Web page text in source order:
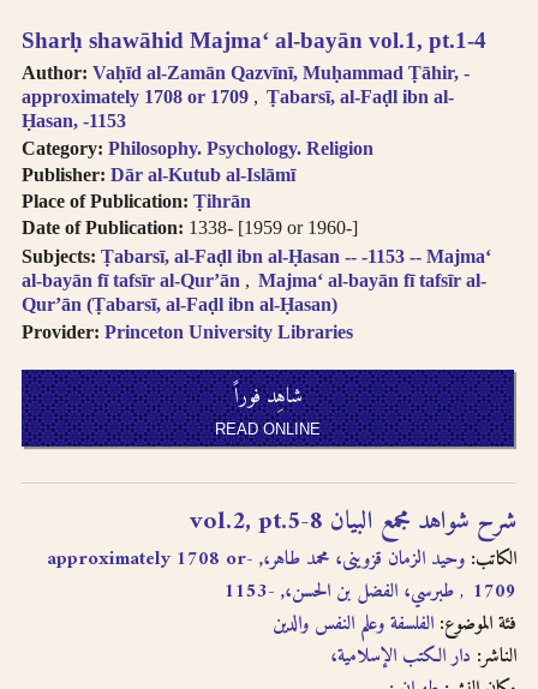
technologies for
Arabic OCR develop,
we intend to
introduce full-text
searching.
Books in multi-
volume works
appear as separate
search results. In
the book viewer,
click on “view
related titles” to
volumes.
Click on hyper-
linked metadata to
the same category.
Transliteration
usually follows
عندما تتطوّر إمكانية استخدام
تقنيّة التعرّف الضوئي على
المحارف باللغة العربية في
النصوص المرقمنة للكتب
في نتائج البحث منفصلة
اضغط على “شاهد العناوين
المتعلقة” لتقرأ بقية الأجزاء
اضغط على الروابط لمزيد من
الكتب في نفس الفئة
الترجمة الصوتية بالحروف
اللاتينية تتبعنظام مكتبة
الكونجرس
النطق يتبع العربية الفصحى
لدى الترجمة الصوتية
لدى الترجمة الصوتية تتساوى
حروف العلّة بتشكيل وبدونه
Sharḥ shawāhid Majmaʻ al-bayān vol.1, pt.1-4
Author: Vaḥīd al-Zamān Qazvīnī, Muḥammad Ṭāhir, -
approximately 1708 or 1709
Ṭabarsī, al-Faḍl ibn al-
Ḥasan, -1153
Category: Philosophy. Psychology. Religion
Publisher: Dār al-Kutub al-Islāmī
Place of Publication: Ṭihrān
Date of Publication: 1338- [1959 or 1960-]
Subjects: Ṭabarsī, al-Faḍl ibn al-Ḥasan -- -1153 -- Majmaʻ
al-bayān fī tafsīr al-Qurʼān
Majmaʻ al-bayān fī tafsīr al-
Qurʼān (Ṭabarsī, al-Faḍl ibn al-Ḥasan)
Provider: Princeton University Libraries
شاهِد فوراً
READ ONLINE
شرح شواهد مجمع البيان vol.2, pt.5-8
الكاتب:
وحيد الزمان قزوينى، محمد طاهر،, -approximately 1708 or
1709
طبرسي، الفضل بن الحسن،, -1153
فئة الموضوع: الفلسفة وعلم النفس والدين
الناشر: دار الكتب الإسلامية،